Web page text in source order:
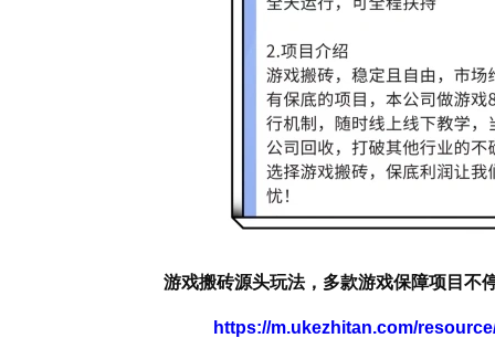
游戏搬砖源头玩法，多款游戏保障项目不
https://m.ukezhitan.com/